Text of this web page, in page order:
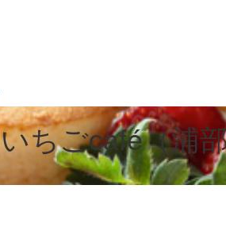
ちごcafé（浦